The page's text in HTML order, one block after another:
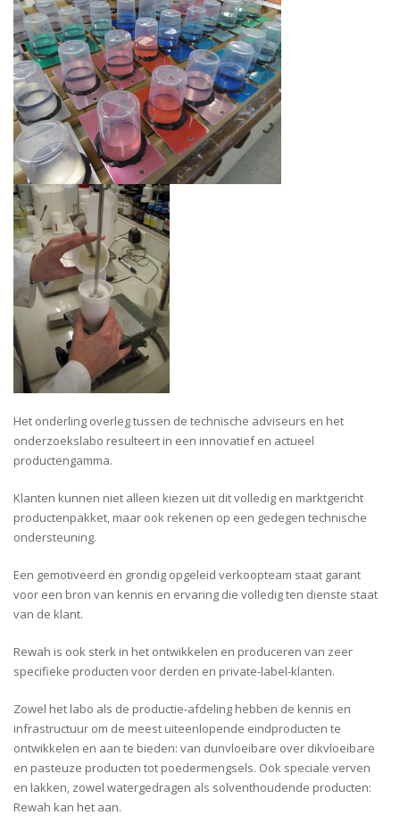
Het onderling overleg tussen de technische adviseurs en het
onderzoekslabo resulteert in een innovatief en actueel
productengamma.
Klanten kunnen niet alleen kiezen uit dit volledig en marktgericht
productenpakket, maar ook rekenen op een gedegen technische
ondersteuning.
Een gemotiveerd en grondig opgeleid verkoopteam staat garant
voor een bron van kennis en ervaring die volledig ten dienste staat
van de klant.
Rewah is ook sterk in het ontwikkelen en produceren van zeer
specifieke producten voor derden en private-label-klanten.
Zowel het labo als de productie-afdeling hebben de kennis en
infrastructuur om de meest uiteenlopende eindproducten te
ontwikkelen en aan te bieden: van dunvloeibare over dikvloeibare
en pasteuze producten tot poedermengsels. Ook speciale verven
en lakken, zowel watergedragen als solventhoudende producten:
Rewah kan het aan.